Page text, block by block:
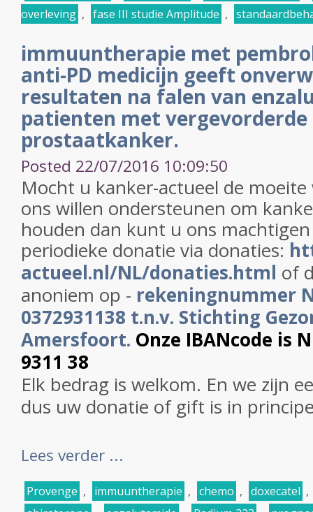
overleving , fase III studie Amplitude ,
immuuntherapie met
anti-PD medicijn geeft
resultaten na falen van
patienten met vergevorderde
prostaatkanker.
Posted 22/07/2016 10:09:50
Mocht u kanker-actueel de
ons willen ondersteunen om
houden dan kunt u ons
periodieke donatie via donaties:
actueel.nl/NL/donaties.html of
anoniem op - rekeningnummer
0372931138 t.n.v. Stichting
Amersfoort. Onze IBANcode is
9311 38
Elk bedrag is welkom. En we zijn
dus uw donatie of gift is in
Lees verder ...
Provenge , immuuntherapie , chemo , doxecatel ,